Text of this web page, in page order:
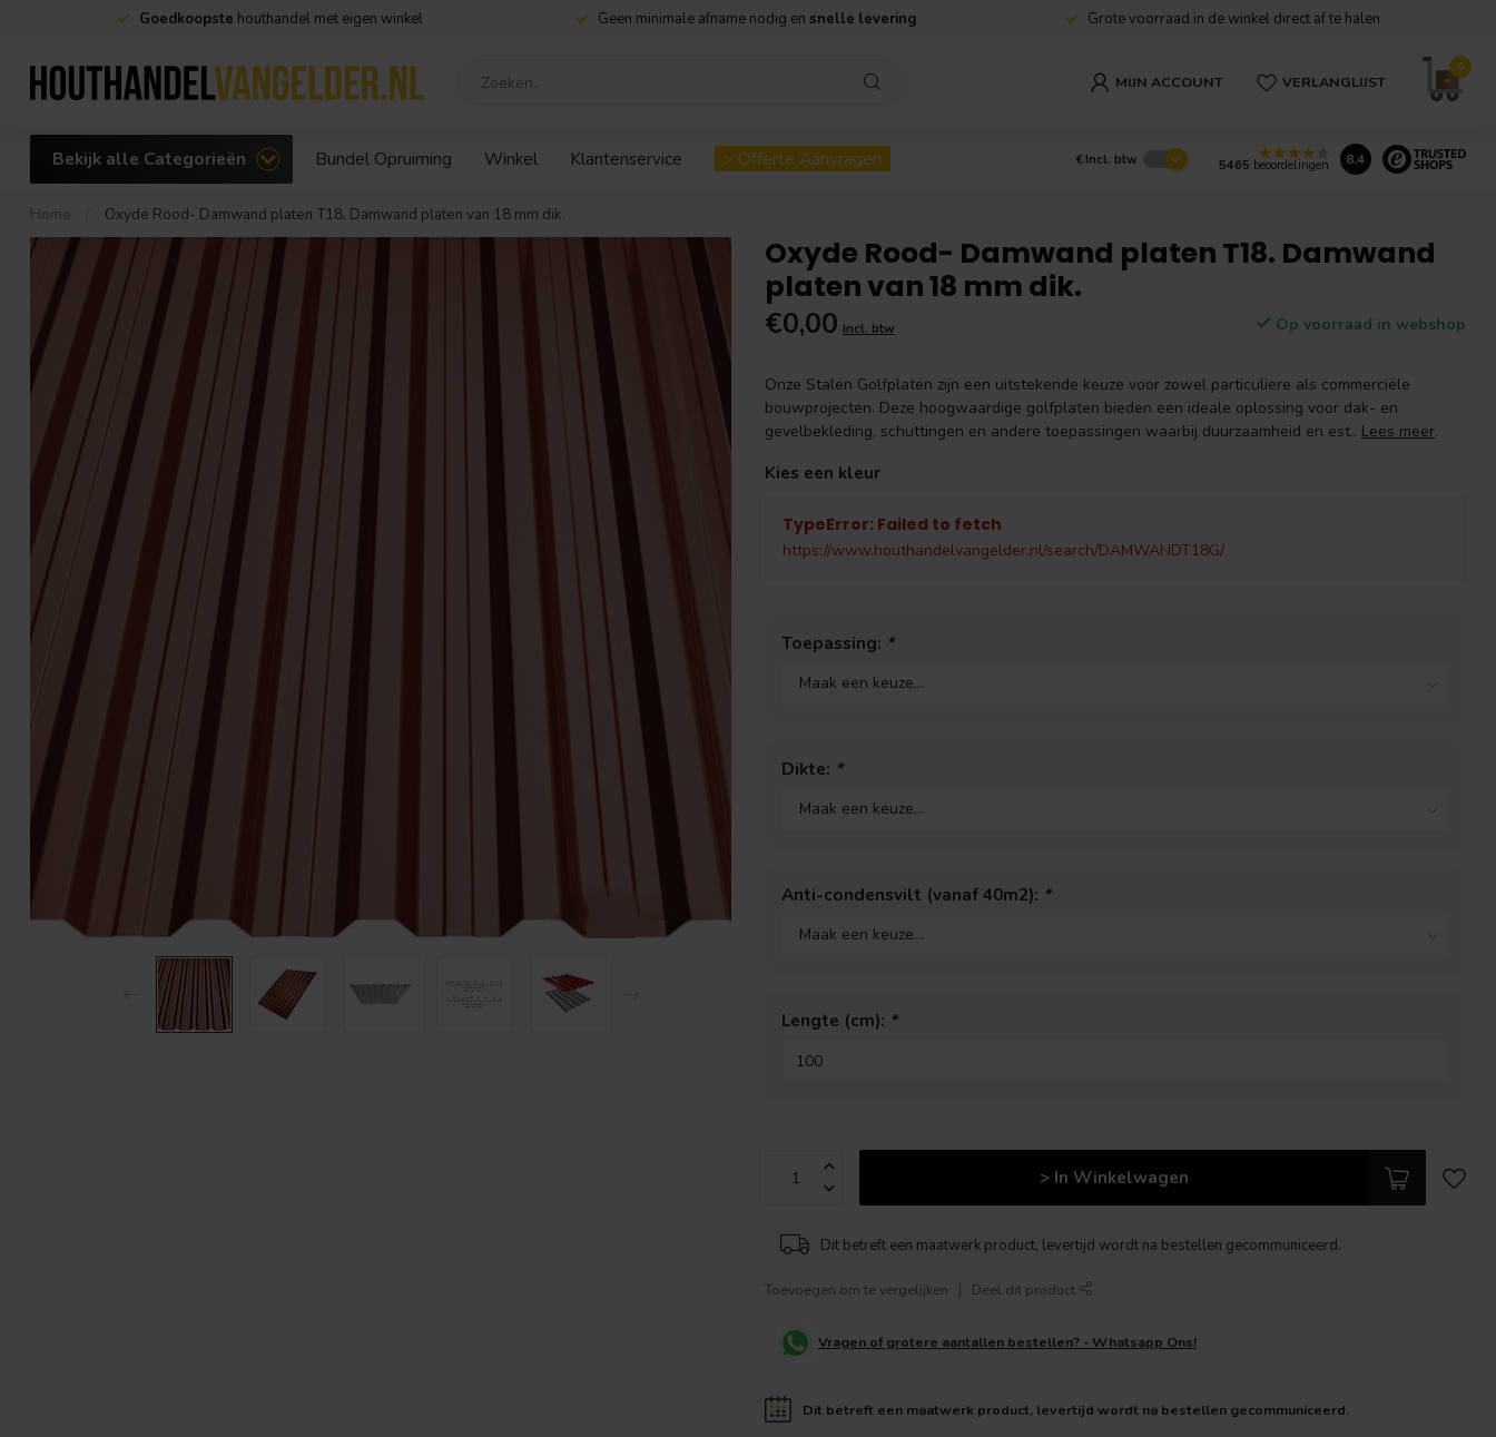
Goedkoopste houthandel met eigen winkel Geen minimale afname nodig en snelle levering Grote voorraad in de winkel direct af te halen
MIJN ACCOUNT VERLANGLIJST
0
Bekijk alle Categorieën Bundel Opruiming Winkel Klantenservice > Offerte Aanvragen € Incl. btw 5465 beoordelingen 8.4
Home Oxyde Rood- Damwand platen T18. Damwand platen van 18 mm dik.
Oxyde Rood- Damwand platen T18. Damwand
platen van 18 mm dik.
€0,00 Incl. btw Op voorraad in webshop
Onze Stalen Golfplaten zijn een uitstekende keuze voor zowel particuliere als commerciële
bouwprojecten. Deze hoogwaardige golfplaten bieden een ideale oplossing voor dak- en
gevelbekleding, schuttingen en andere toepassingen waarbij duurzaamheid en est.. Lees meer.
Kies een kleur
TypeError: Failed to fetch
https://www.houthandelvangelder.nl/search/DAMWANDT18G/
Toepassing: *
Dikte: *
Anti-condensvilt (vanaf 40m2): *
Lengte (cm): *
> In Winkelwagen
Dit betreft een maatwerk product, levertijd wordt na bestellen gecommuniceerd.
Toevoegen om te vergelijken Deel dit product
Vragen of grotere aantallen bestellen? - Whatsapp Ons!
Dit betreft een maatwerk product, levertijd wordt na bestellen gecommuniceerd.